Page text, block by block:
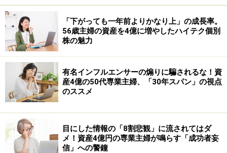
「下がっても一年前よりかなり上」の成長率。
56歳主婦の資産を4億に増やしたハイテク個別
株の魅力
有名インフルエンサーの煽りに騙されるな！資
産4億の50代専業主婦、「30年スパン」の視点
のススメ
目にした情報の「8割悲観」に流されてはダ
メ！資産4億円の専業主婦が鳴らす「成功者妄
信」への警鐘